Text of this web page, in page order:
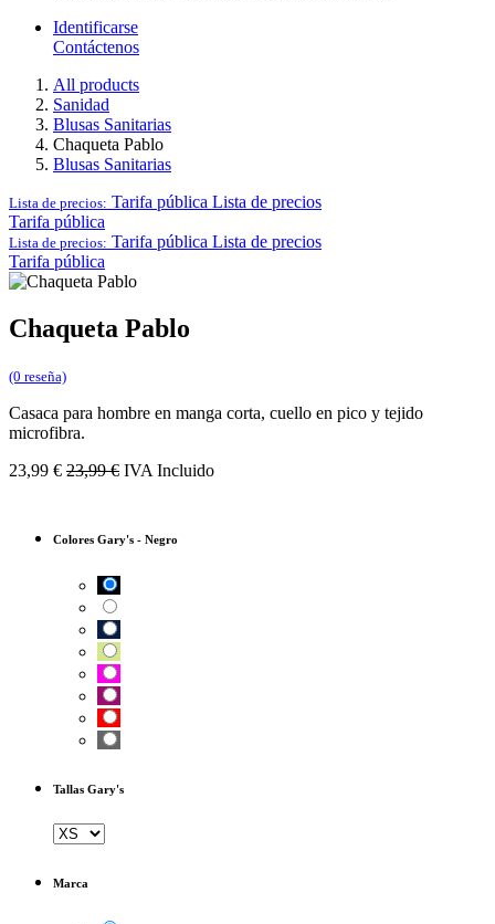
Identificarse
Contáctenos
All products
Sanidad
Blusas Sanitarias
Chaqueta Pablo
Blusas Sanitarias
Lista de precios: Tarifa pública Lista de precios
Tarifa pública
Lista de precios: Tarifa pública Lista de precios
Tarifa pública
Chaqueta Pablo
(0 reseña)
Casaca para hombre en manga corta, cuello en pico y tejido
microfibra.
23,99 € 23,99€ IVA Incluido
Colores Gary's - Negro
Tallas Gary's
Marca